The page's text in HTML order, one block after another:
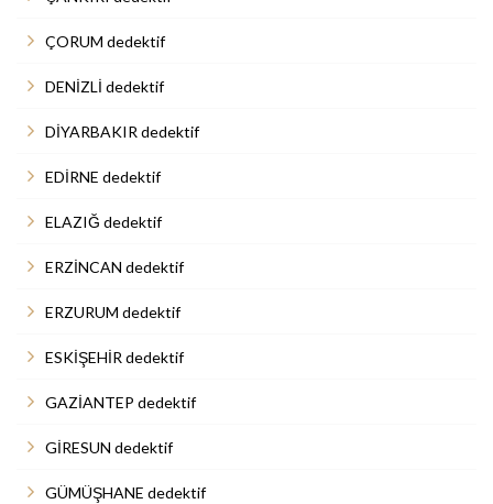
ÇORUM dedektif
DENİZLİ dedektif
DİYARBAKIR dedektif
EDİRNE dedektif
ELAZIĞ dedektif
ERZİNCAN dedektif
ERZURUM dedektif
ESKİŞEHİR dedektif
GAZİANTEP dedektif
GİRESUN dedektif
GÜMÜŞHANE dedektif